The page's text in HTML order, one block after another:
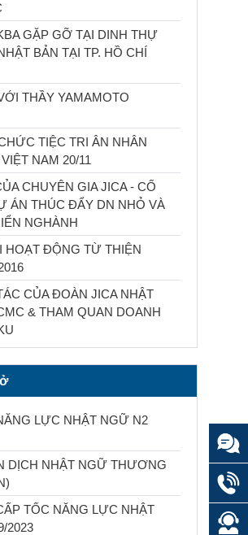
GẶP GỠ TẠI DINH THỰ
BẢN TẠI TP. HỒ CHÍ
THẦY YAMAMOTO
TIỆC TRI ÂN NHÂN
NAM 20/11
CHUYÊN GIA JICA - CỐ
ÁN THÚC ĐẨY DN NHỎ VÀ
NGHÀNH
HOẠT ĐỘNG TỪ THIỆN
CỦA ĐOÀN JICA NHẬT
& THAM QUAN DOANH
LỰC NHẬT NGỮ N2
DỊCH NHẬT NGỮ THƯƠNG
TỐC NĂNG LỰC NHẬT
2023